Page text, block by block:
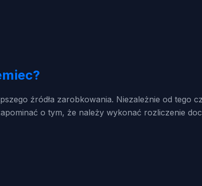
źródła zarobkowania. Niezależnie od tego
o tym, że należy wykonać rozliczenie